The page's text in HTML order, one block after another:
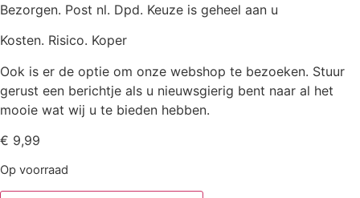
Bezorgen. Post nl. Dpd. Keuze is geheel aan u
Kosten. Risico. Koper
Ook is er de optie om onze webshop te bezoeken. Stuur
gerust een berichtje als u nieuwsgierig bent naar al het
mooie wat wij u te bieden hebben.
€ 9,99
Op voorraad